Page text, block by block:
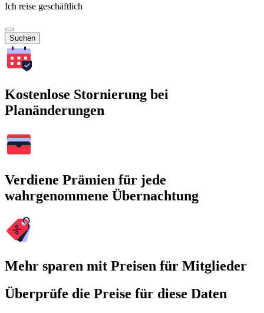
Ich reise geschäftlich
Suchen
Kostenlose Stornierung bei
Planänderungen
Verdiene Prämien für jede
wahrgenommene Übernachtung
Mehr sparen mit Preisen für Mitglieder
Überprüfe die Preise für diese Daten